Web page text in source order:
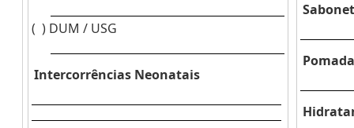
( ) DUM / USG
Intercorrências Neonatais